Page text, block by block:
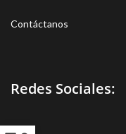
Contáctanos
Redes Sociales: